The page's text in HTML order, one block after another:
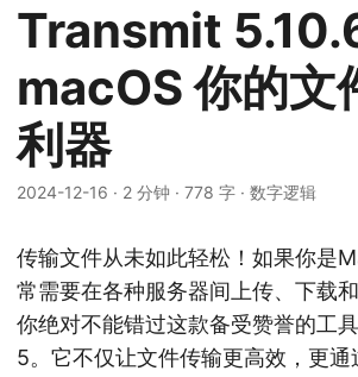
Transmit
macOS 你的文
利器
2024-12-16 · 2 分钟 · 778 字 · 数字逻辑
传输文件从未如此轻松！如果你是
常需要在各种服务器间上传、下载
你绝对不能错过这款备受赞誉的
5。它不仅让文件传输更高效，更通